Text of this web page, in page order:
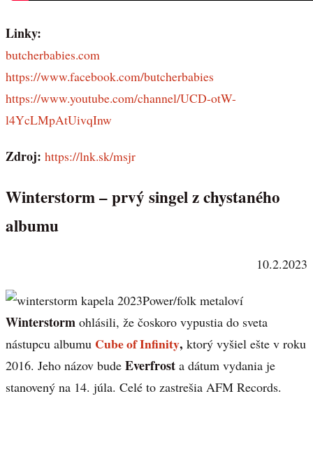
Linky:
butcherbabies.com
https://www.facebook.com/butcherbabies
https://www.youtube.com/channel/UCD-otW-
l4YcLMpAtUivqInw
Zdroj: https://lnk.sk/msjr
Winterstorm – prvý singel z chystaného
albumu
10.2.2023
Power/folk metaloví
Winterstorm ohlásili, že čoskoro vypustia do sveta
nástupcu albumu Cube of Infinity, ktorý vyšiel ešte v roku
2016. Jeho názov bude Everfrost a dátum vydania je
stanovený na 14. júla. Celé to zastrešia AFM Records.